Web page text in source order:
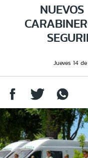
Jueves 14